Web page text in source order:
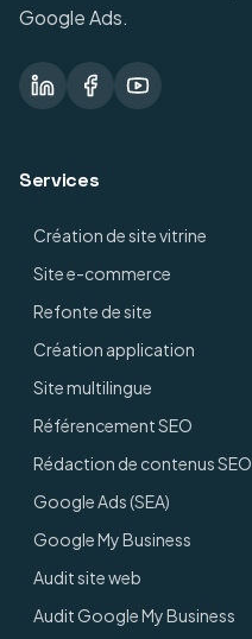
Google Ads.
Services
Création de site vitrine
Site e-commerce
Refonte de site
Création application
Site multilingue
Référencement SEO
Rédaction de contenus SEO
Google Ads (SEA)
Google My Business
Audit site web
Audit Google My Business